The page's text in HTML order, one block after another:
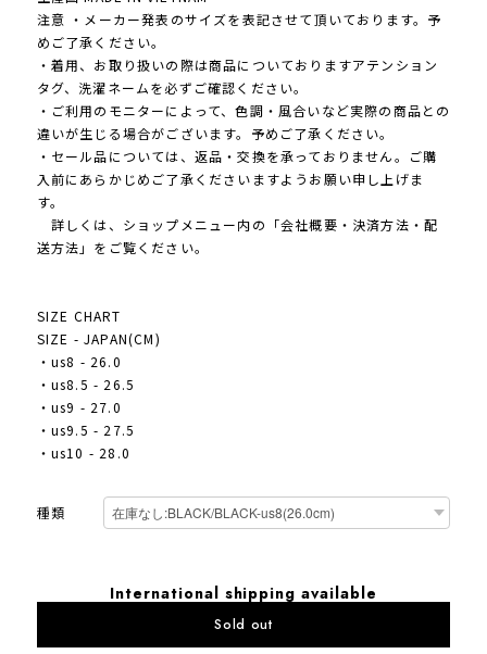
注意 ・メーカー発表のサイズを表記させて頂いております。予
めご了承ください。
・着用、お取り扱いの際は商品についておりますアテンション
タグ、洗濯ネームを必ずご確認ください。
・ご利用のモニターによって、色調・風合いなど実際の商品との
違いが生じる場合がございます。予めご了承ください。
・セール品については、返品・交換を承っておりません。ご購
入前にあらかじめご了承くださいますようお願い申し上げま
す。
詳しくは、ショップメニュー内の「会社概要・決済方法・配
送方法」をご覧ください。
SIZE CHART
SIZE - JAPAN(CM)
・us8 - 26.0
・us8.5 - 26.5
・us9 - 27.0
・us9.5 - 27.5
・us10 - 28.0
種類
International shipping available
Sold out